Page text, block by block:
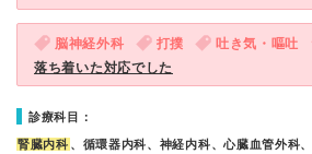
脳神経外科 打撲 吐き気・嘔吐
落ち着いた対応でした
診療科目：
腎臓内科 、循環器内科、神経内科、心臓血管外科